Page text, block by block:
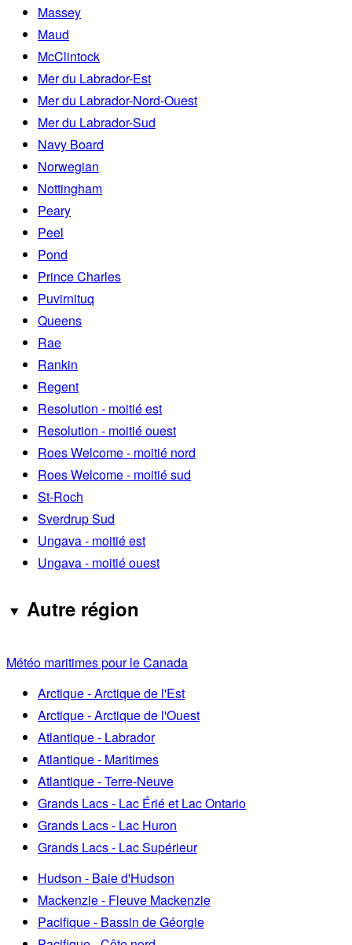
Massey
Maud
McClintock
Mer du Labrador-Est
Mer du Labrador-Nord-Ouest
Mer du Labrador-Sud
Navy Board
Norwegian
Nottingham
Peary
Peel
Pond
Prince Charles
Puvirnituq
Queens
Rae
Rankin
Regent
Resolution - moitié est
Resolution - moitié ouest
Roes Welcome - moitié nord
Roes Welcome - moitié sud
St-Roch
Sverdrup Sud
Ungava - moitié est
Ungava - moitié ouest
Autre région
Météo maritimes pour le Canada
Arctique - Arctique de l'Est
Arctique - Arctique de l'Ouest
Atlantique - Labrador
Atlantique - Maritimes
Atlantique - Terre-Neuve
Grands Lacs - Lac Érié et Lac Ontario
Grands Lacs - Lac Huron
Grands Lacs - Lac Supérieur
Hudson - Baie d'Hudson
Mackenzie - Fleuve Mackenzie
Pacifique - Bassin de Géorgie